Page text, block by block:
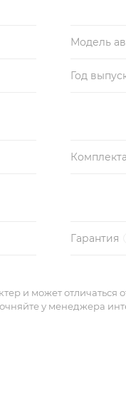
Модель
Год
Гарантия
и может отличаться
у менеджера